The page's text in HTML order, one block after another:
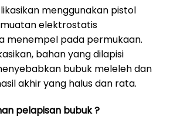
menggunakan pistol
elektrostatis
menempel pada permukaan.
bahan yang dilapisi
bubuk meleleh dan
akhir yang halus dan rata.
pelapisan bubuk ?